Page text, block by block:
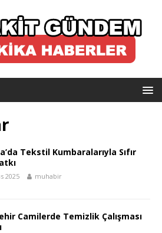
Tekstil Kumbaralarıyla Sıfır
2025 muhabir
Camilerde Temizlik Çalışması